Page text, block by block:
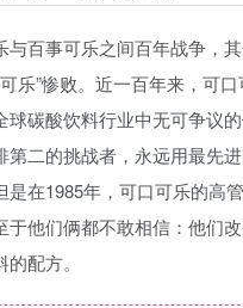
与百事可乐之间百年战争，
乐”惨败。近一百年来，可
球碳酸饮料行业中无可争议的
第二的挑战者，永远用最先
是在1985年，可口可乐的高
于他们俩都不敢相信：他们
配方。